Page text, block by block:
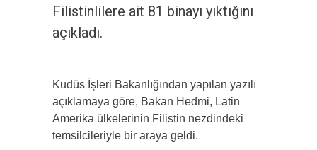
Filistinlilere ait 81 binayı yıktığını
açıkladı.
Kudüs İşleri Bakanlığından yapılan yazılı
açıklamaya göre, Bakan Hedmi, Latin
Amerika ülkelerinin Filistin nezdindeki
temsilcileriyle bir araya geldi.